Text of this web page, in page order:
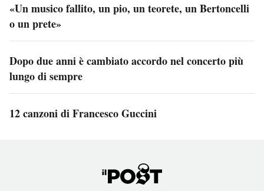
«Un musico fallito, un pio, un teorete, un Bertoncelli
o un prete»
Dopo due anni è cambiato accordo nel concerto più
lungo di sempre
12 canzoni di Francesco Guccini